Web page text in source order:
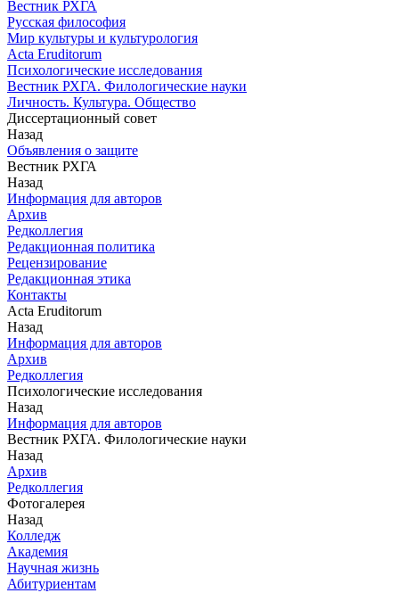
Вестник РХГА
Русская философия
Мир культуры и культурология
Acta Eruditorum
Психологические исследования
Вестник РХГА. Филологические науки
Личность. Культура. Общество
Диссертационный совет
Назад
Объявления о защите
Вестник РХГА
Назад
Информация для авторов
Архив
Редколлегия
Редакционная политика
Рецензирование
Редакционная этика
Контакты
Acta Eruditorum
Назад
Информация для авторов
Архив
Редколлегия
Психологические исследования
Назад
Информация для авторов
Вестник РХГА. Филологические науки
Назад
Архив
Редколлегия
Фотогалерея
Назад
Колледж
Академия
Научная жизнь
Абитуриентам